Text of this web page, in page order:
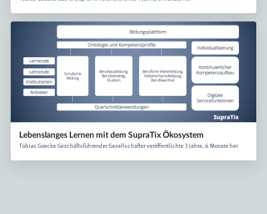
Lebenslanges Lernen mit dem SupraTix Ökosystem
Tobias Goecke Geschäftsführender Gesellschafter veröffentlichte 3 Jahre, 6 Monate her